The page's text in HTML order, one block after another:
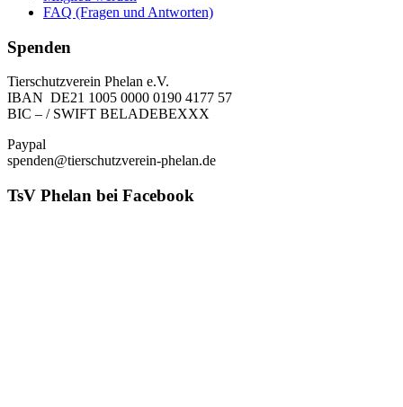
FAQ (Fragen und Antworten)
Spenden
Tierschutzverein Phelan e.V.
IBAN DE21 1005 0000 0190 4177 57
BIC – / SWIFT BELADEBEXXX
Paypal
spenden@tierschutzverein-phelan.de
TsV Phelan bei Facebook